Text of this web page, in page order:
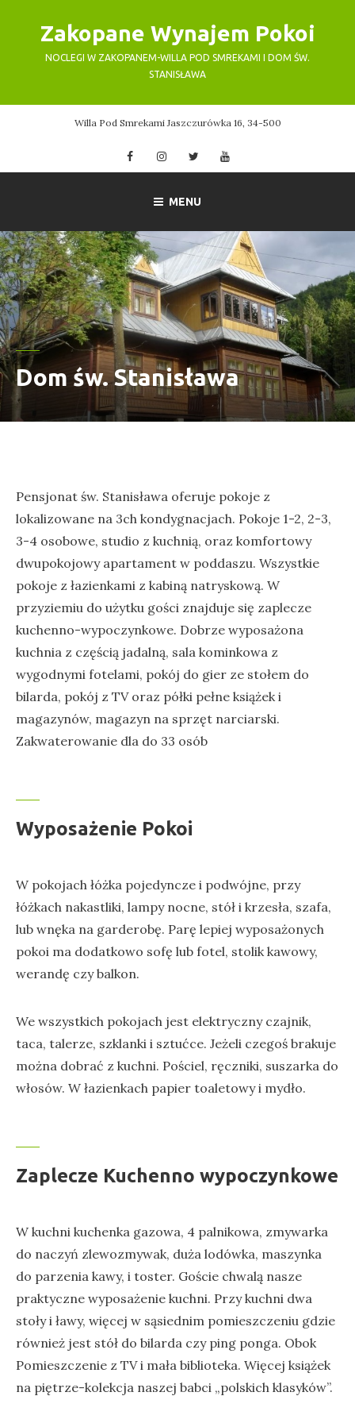
content
Zakopane Wynajem Pokoi
NOCLEGI W ZAKOPANEM-WILLA POD SMREKAMI I DOM ŚW.
STANISŁAWA
Willa Pod Smrekami Jaszczurówka 16, 34-500
FacebookInstagramTwitter
MENU
Dom św. Stanisława
Pensjonat św. Stanisława oferuje pokoje z
lokalizowane na 3ch kondygnacjach. Pokoje 1-2, 2-3,
3-4 osobowe, studio z kuchnią, oraz komfortowy
dwupokojowy apartament w poddaszu. Wszystkie
pokoje z łazienkami z kabiną natryskową. W
przyziemiu do użytku gości znajduje się zaplecze
kuchenno-wypoczynkowe. Dobrze wyposażona
kuchnia z częścią jadalną, sala kominkowa z
wygodnymi fotelami, pokój do gier ze stołem do
bilarda, pokój z TV oraz półki pełne książek i
magazynów, magazyn na sprzęt narciarski.
Zakwaterowanie dla do 33 osób
Wyposażenie Pokoi
W pokojach łóżka pojedyncze i podwójne, przy
łóżkach nakastliki, lampy nocne, stół i krzesła, szafa,
lub wnęka na garderobę. Parę lepiej wyposażonych
pokoi ma dodatkowo sofę lub fotel, stolik kawowy,
werandę czy balkon.
We wszystkich pokojach jest elektryczny czajnik,
taca, talerze, szklanki i sztućce. Jeżeli czegoś brakuje
można dobrać z kuchni. Pościel, ręczniki, suszarka do
włosów. W łazienkach papier toaletowy i mydło.
Zaplecze Kuchenno wypoczynkowe
W kuchni kuchenka gazowa, 4 palnikowa, zmywarka
do naczyń zlewozmywak, duża lodówka, maszynka
do parzenia kawy, i toster. Goście chwalą nasze
praktyczne wyposażenie kuchni. Przy kuchni dwa
stoły i ławy, więcej w sąsiednim pomieszczeniu gdzie
również jest stół do bilarda czy ping ponga. Obok
Pomieszczenie z TV i mała biblioteka. Więcej książek
na piętrze-kolekcja naszej babci „polskich klasyków”.